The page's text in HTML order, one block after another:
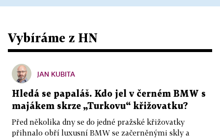
Vybíráme z HN
JAN KUBITA
Hledá se papaláš. Kdo jel v černém BMW s
majákem skrze „Turkovu“ křižovatku?
Před několika dny se do jedné pražské křižovatky
přihnalo obří luxusní BMW se začerněnými skly a